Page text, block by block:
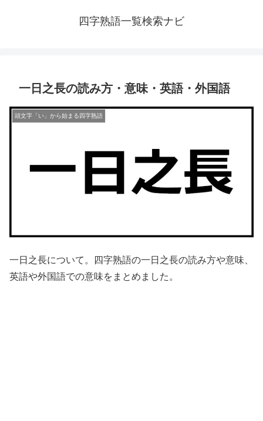
四字熟語一覧検索ナビ
一日之長の読み方・意味・英語・外国語
頭文字「い」から始まる四字熟語
一日之長について。四字熟語の一日之長の読み方や意味、
英語や外国語での意味をまとめました。